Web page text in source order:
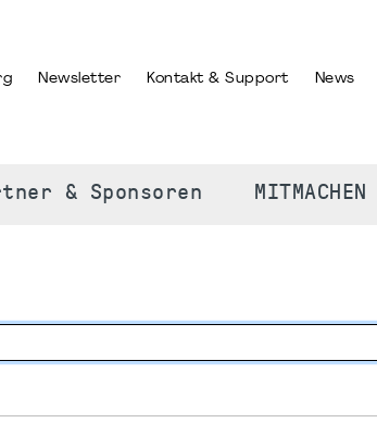
Newsletter Kontakt & Support News
& Sponsoren MITMACHEN